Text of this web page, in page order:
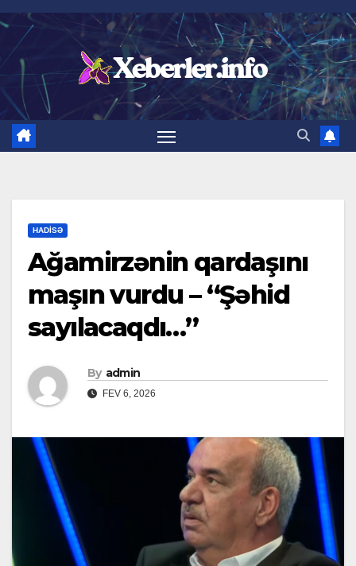
Skip
content
HADISƏ
Ağamirzənin qardaşını
maşın vurdu – “Şəhid
sayılacaqdı…”
By admin
FEV 6, 2026